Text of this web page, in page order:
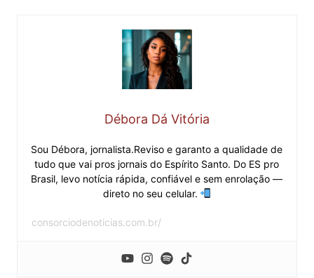
Débora Dá Vitória
Sou Débora, jornalista.Reviso e garanto a qualidade de
tudo que vai pros jornais do Espírito Santo. Do ES pro
Brasil, levo notícia rápida, confiável e sem enrolação —
direto no seu celular.
consorciodenoticias.com.br/